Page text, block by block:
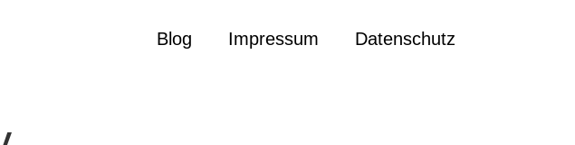
Blog Impressum Datenschutz